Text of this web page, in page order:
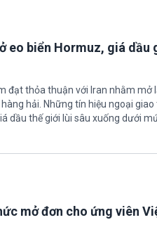
eo biển Hormuz, giá dầu
đạt thỏa thuận với Iran nhằm mở
hải. Những tín hiệu ngoại
dầu thế giới lùi sâu xuống dưới
mở đơn cho ứng viên